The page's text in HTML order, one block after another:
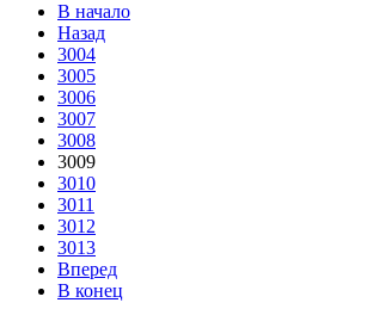
В начало
Назад
3004
3005
3006
3007
3008
3009
3010
3011
3012
3013
Вперед
В конец